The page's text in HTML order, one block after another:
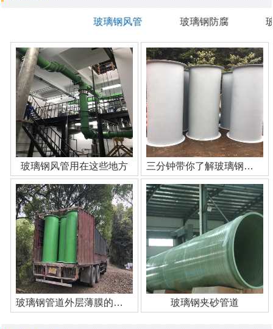
玻璃钢风管 玻璃钢防腐
玻璃钢风管用在这些地方 三分钟带你了解玻璃钢管道
玻璃钢管道外层薄膜的作用 玻璃钢夹砂管道